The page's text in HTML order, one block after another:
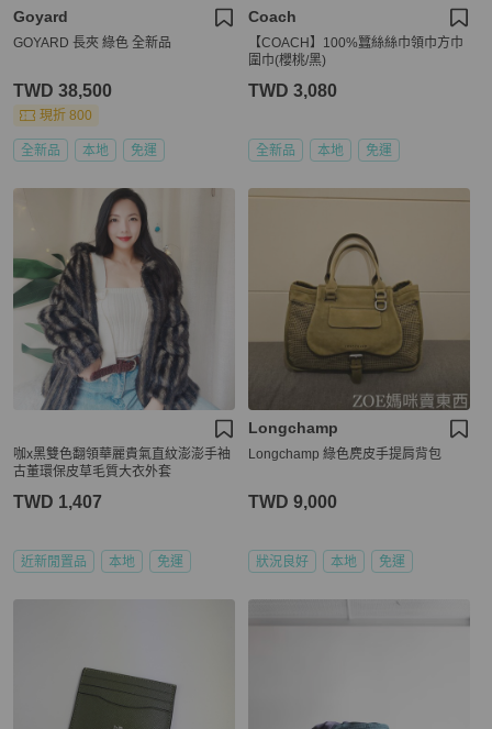
Goyard
GOYARD 長夾 綠色 全新品
TWD 38,500
現折 800
全新品 本地 免運
Coach
【COACH】100%蠶絲絲巾領巾方巾
圍巾(櫻桃/黑)
TWD 3,080
全新品 本地 免運
咖x黑雙色翻領華麗貴氣直紋澎澎手袖
古董環保皮草毛質大衣外套
TWD 1,407
近新閒置品 本地 免運
Longchamp
Longchamp 綠色麂皮手提肩背包
TWD 9,000
狀況良好 本地 免運